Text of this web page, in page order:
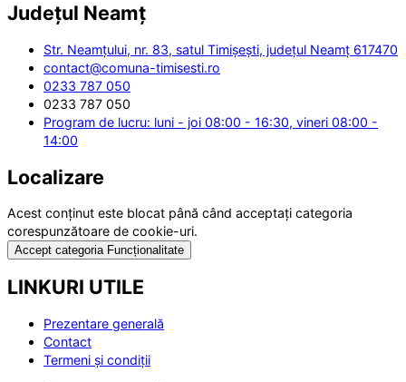
Județul Neamț
Str. Neamțului, nr. 83, satul Timișești, județul Neamț 617470
contact@comuna-timisesti.ro
0233 787 050
0233 787 050
Program de lucru: luni - joi 08:00 - 16:30, vineri 08:00 -
14:00
Localizare
Acest conținut este blocat până când acceptați categoria
corespunzătoare de cookie-uri.
Accept categoria Funcționalitate
LINKURI UTILE
Prezentare generală
Contact
Termeni și condiții